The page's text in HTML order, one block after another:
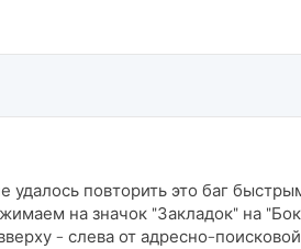
удалось повторить это баг
на значок "Закладок" на
- слева от адресно-